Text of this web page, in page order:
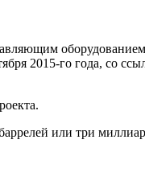
2015-го года, со
или три